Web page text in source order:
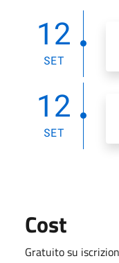
12
SET
12
SET
Cost
Gratuito su